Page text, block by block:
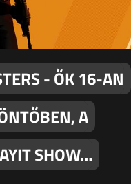
- ŐK 16-AN
A
SHOW…